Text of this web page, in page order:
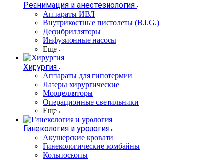
Реанимация и анестезиология
Аппараты ИВЛ
Внутрикостные пистолеты (B.I.G.)
Дефибрилляторы
Инфузионные насосы
Еще
Хирургия
Аппараты для гипотермии
Лазеры хирургические
Морцелляторы
Операционные светильники
Еще
Гинекология и урология
Акушерские кровати
Гинекологические комбайны
Кольпоскопы